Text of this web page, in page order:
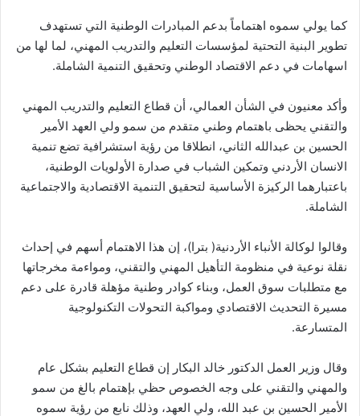
كما يولي سموه اهتماماً بدعم المبادرات الوطنية التي تستهدف
تطوير البنية التحتية لمؤسسات التعليم والتدريب المهني، لما لها من
اسهامات في دعم الاقتصاد الوطني وتحقيق التنمية الشاملة.
وأكد معنيون في الشأن العمالي، أن قطاع التعليم والتدريب المهني
والتقني يحظى باهتمام وطني متقدم من سمو ولي العهد الأمير
الحسين بن عبدالله الثاني، انطلاقا من رؤية استشرافية تضع تنمية
الانسان الأردني وتمكين الشباب في صدارة الأولويات الوطنية،
باعتبارهما الركيزة الأساسية لتحقيق التنمية الاقتصادية والاجتماعية
الشاملة.
وقالوا لوكالة الأنباء الأردنية( بترا)، إن هذا الاهتمام أسهم في إحداث
نقلة نوعية في منظومة التأهيل المهني والتقني، ومواءمة مخرجاتها
مع متطلبات سوق العمل، وبناء كوادر وطنية مؤهلة قادرة على دعم
مسيرة التحديث الاقتصادي ومواكبة التحولات التكنولوجية
المتسارعة.
وقال وزير العمل الدكتور خالد البكار إن قطاع التعليم بشكل عام
والمهني والتقني على وجه الخصوص حظي بإهتمام بالغ من سمو
الأمير الحسين بن عبد الله، ولي العهد، وذلك نابع من رؤية سموه